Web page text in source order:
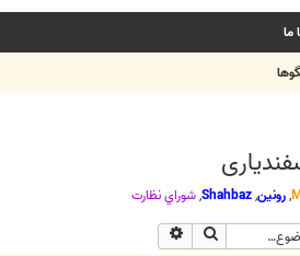
ما
,رونین,
Shahbaz
,شوراي نظارت
جستجو